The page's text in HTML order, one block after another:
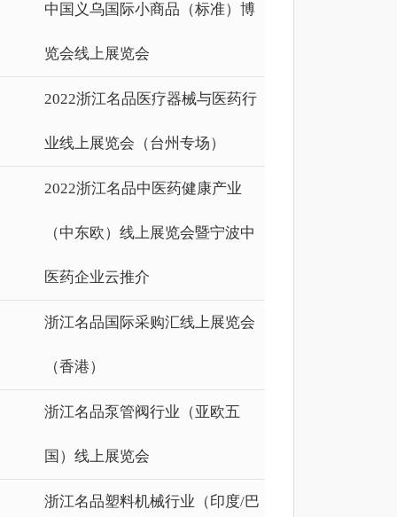
中国义乌国际小商品（标准）博
览会线上展览会
2022浙江名品医疗器械与医药行
业线上展览会（台州专场）
2022浙江名品中医药健康产业
（中东欧）线上展览会暨宁波中
医药企业云推介
浙江名品国际采购汇线上展览会
（香港）
浙江名品泵管阀行业（亚欧五
国）线上展览会
浙江名品塑料机械行业（印度/巴